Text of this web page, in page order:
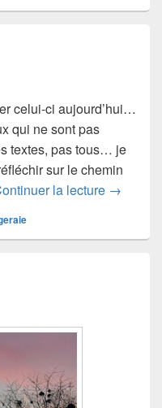
celui-ci aujourd’hui…
qui ne sont pas
textes, pas tous… je
sur le chemin
la lecture Faux
→